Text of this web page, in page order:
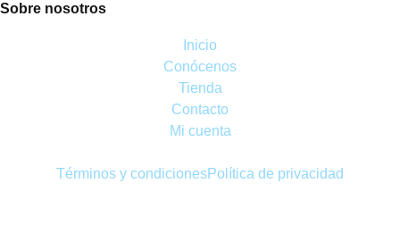
Sobre nosotros
Inicio
Conócenos
Tienda
Contacto
Mi cuenta
Términos y condicionesPolítica de privacidad